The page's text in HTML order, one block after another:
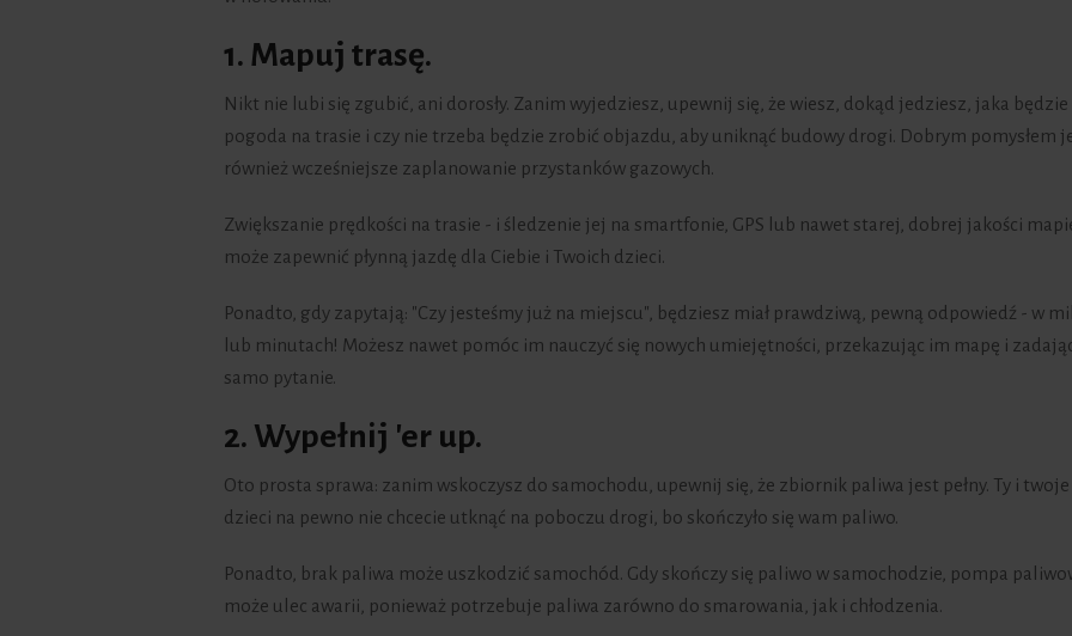
1. Mapuj trasę.
Nikt nie lubi się zgubić, ani dorosły. Zanim wyjedziesz, upewnij się, że wiesz, dokąd jedziesz, jaka będzie
pogoda na trasie i czy nie trzeba będzie zrobić objazdu, aby uniknąć budowy drogi. Dobrym pomysłem
również wcześniejsze zaplanowanie przystanków gazowych.
Zwiększanie prędkości na trasie - i śledzenie jej na smartfonie, GPS lub nawet starej, dobrej jakości
może zapewnić płynną jazdę dla Ciebie i Twoich dzieci.
Ponadto, gdy zapytają: "Czy jesteśmy już na miejscu", będziesz miał prawdziwą, pewną odpowiedź - w
lub minutach! Możesz nawet pomóc im nauczyć się nowych umiejętności, przekazując im mapę i
samo pytanie.
2. Wypełnij 'er up.
Oto prosta sprawa: zanim wskoczysz do samochodu, upewnij się, że zbiornik paliwa jest pełny. Ty i twoje
dzieci na pewno nie chcecie utknąć na poboczu drogi, bo skończyło się wam paliwo.
Ponadto, brak paliwa może uszkodzić samochód. Gdy skończy się paliwo w samochodzie, pompa
może ulec awarii, ponieważ potrzebuje paliwa zarówno do smarowania, jak i chłodzenia.